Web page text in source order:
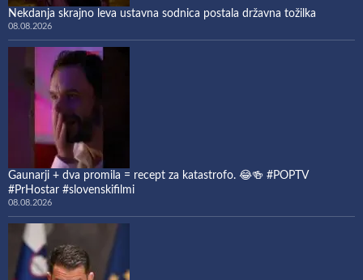
Nekdanja skrajno leva ustavna sodnica postala državna tožilka
08.08.2026
Gaunarji + dva promila = recept za katastrofo. 😂🍻 #POPTV
#PrHostar #slovenskifilmi
08.08.2026